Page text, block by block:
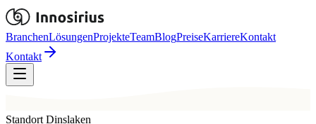
BranchenLösungenProjekteTeamBlogPreiseKarriereKontakt
Kontakt
Standort Dinslaken